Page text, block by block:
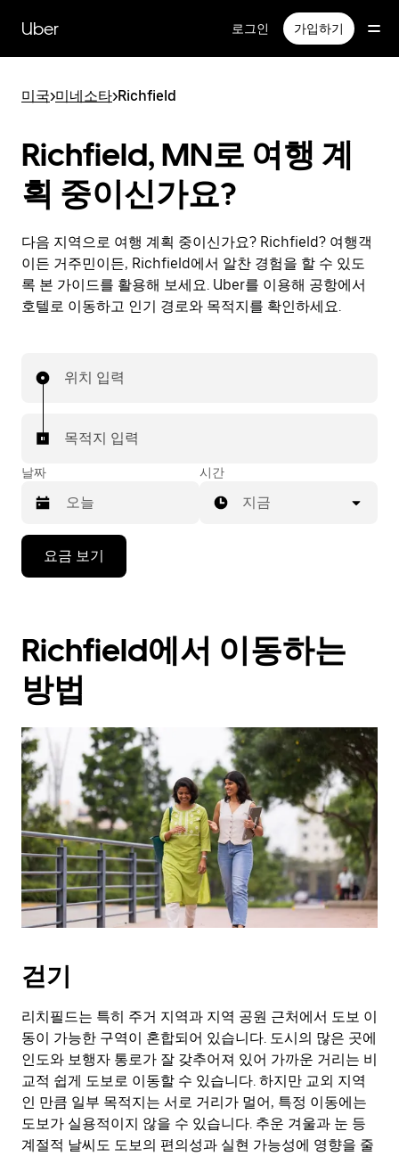
Uber 로그인 가입하기
미국>미네소타>Richfield
Richfield, MN로 여행 계
획 중이신가요?
다음 지역으로 여행 계획 중이신가요? Richfield? 여행객
이든 거주민이든, Richfield에서 알찬 경험을 할 수 있도
록 본 가이드를 활용해 보세요. Uber를 이용해 공항에서
호텔로 이동하고 인기 경로와 목적지를 확인하세요.
위치 입력
목적지 입력
날짜
작
하
려
면
래
화
살
표
키
를
눌
러
날
짜
하
요.
캘
린
더
를
닫
으
려
시간
지금
요금 보기
Richfield에서 이동하는
방법
걷기
리치필드는 특히 주거 지역과 지역 공원 근처에서 도보 이
동이 가능한 구역이 혼합되어 있습니다. 도시의 많은 곳에
인도와 보행자 통로가 잘 갖추어져 있어 가까운 거리는 비
교적 쉽게 도보로 이동할 수 있습니다. 하지만 교외 지역
인 만큼 일부 목적지는 서로 거리가 멀어, 특정 이동에는
도보가 실용적이지 않을 수 있습니다. 추운 겨울과 눈 등
계절적 날씨도 도보의 편의성과 실현 가능성에 영향을 줄